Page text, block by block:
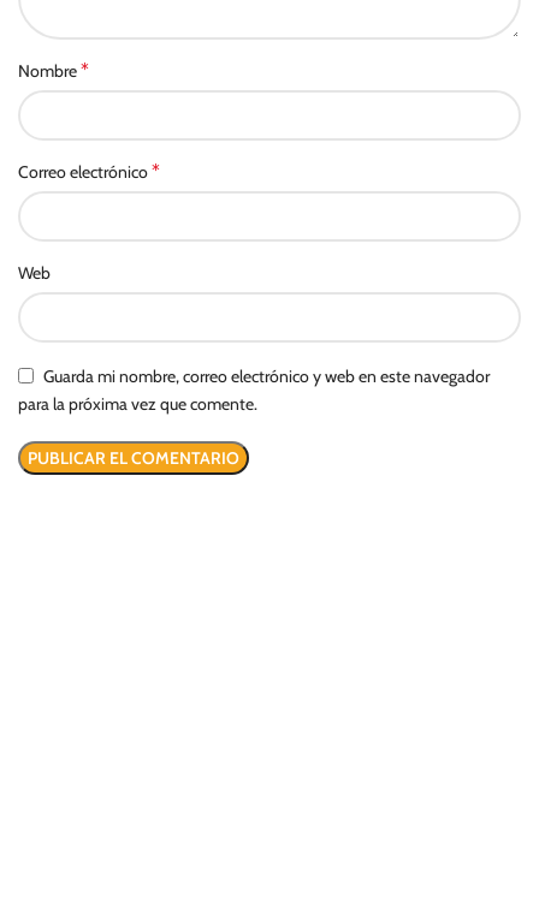
Nombre*
Correo electrónico*
Web
Guarda mi nombre, correo electrónico y web en este navegador
para la próxima vez que comente.